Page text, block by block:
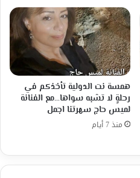
همسة نت الدولية تأخذكم في
رحلةٍ لا تشبه سواها…مع الفنانة
لميس حاج سهرتنا اجمل
منذ 7 أيام